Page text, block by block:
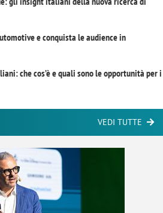
e conquista le audience in
che cos’è e quali sono le opportunità per i
VEDI TUTTE